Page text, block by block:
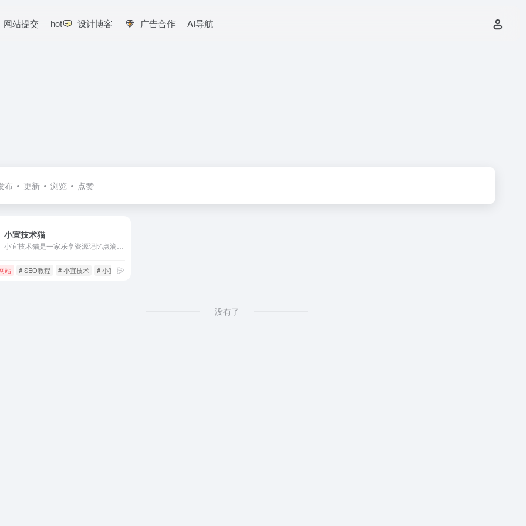
网站提交 hot 设计博客 广告合作 AI导航
布 更新 浏览 点赞
小宜技术猫
站 # SEO教程 # 小宜技术 # 小宜技术猫
没有了